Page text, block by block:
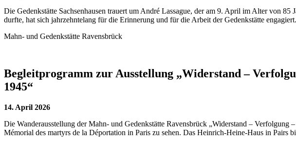
Die Gedenkstätte Sachsenhausen trauert um André Lassague, der am 9. April im Alter von
durfte, hat sich jahrzehntelang für die Erinnerung und für die Arbeit der Gedenkstätte engagiert.
Mahn- und Gedenkstätte Ravensbrück
Begleitprogramm zur Ausstellung „Widerstand –
1945“
14. April 2026
Die Wanderausstellung der Mahn- und Gedenkstätte Ravensbrück „Widerstand –
Mémorial des martyrs de la Déportation in Paris zu sehen. Das Heinrich-Heine-Haus in Pairs